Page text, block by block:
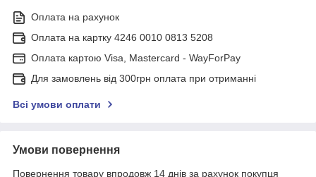
Оплата на рахунок
Оплата на картку 4246 0010 0813 5208
Оплата картою Visa, Mastercard - WayForPay
Для замовлень від 300грн оплата при отриманні
Всі умови оплати
Умови повернення
Повернення товару впродовж 14 днів за рахунок покупця